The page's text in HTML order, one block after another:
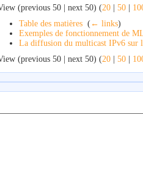
(previous 50 | next 50) (20 | 50 |
Table des matières ( ← links)
Exemples de fonctionnement de
La diffusion du multicast IPv6 sur
(previous 50 | next 50) (20 | 50 |